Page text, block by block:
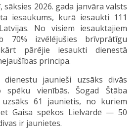
sāksies 2026. gada janvāra valsts
iesaukums, kurā iesaukti 111
No visiem iesauktajiem
70% izvēlējušies brīvprātīgu
pārējie iesaukti dienestā
principa.
dienestu jaunieši uzsāks divās
spēku vienībās. Šogad Štāba
61 jaunietis, no kuriem
Gaisa spēkos Lielvārdē — 50
ir jaunietes.